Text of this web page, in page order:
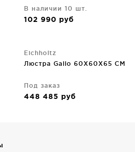
В наличии 10 шт.
102 990 руб
Eichholtz
Люстра Gallo 60X60X65 CM
Под заказ
448 485 руб